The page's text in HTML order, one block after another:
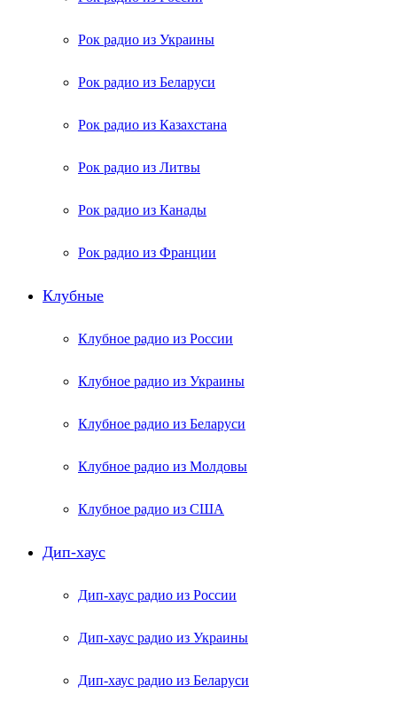
Рок радио из Украины
Рок радио из Беларуси
Рок радио из Казахстана
Рок радио из Литвы
Рок радио из Канады
Рок радио из Франции
Клубные
Клубное радио из России
Клубное радио из Украины
Клубное радио из Беларуси
Клубное радио из Молдовы
Клубное радио из США
Дип-хаус
Дип-хаус радио из России
Дип-хаус радио из Украины
Дип-хаус радио из Беларуси